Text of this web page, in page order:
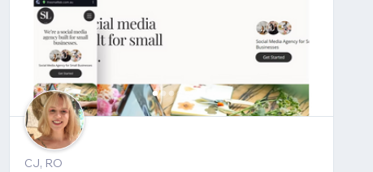
CJ, RO